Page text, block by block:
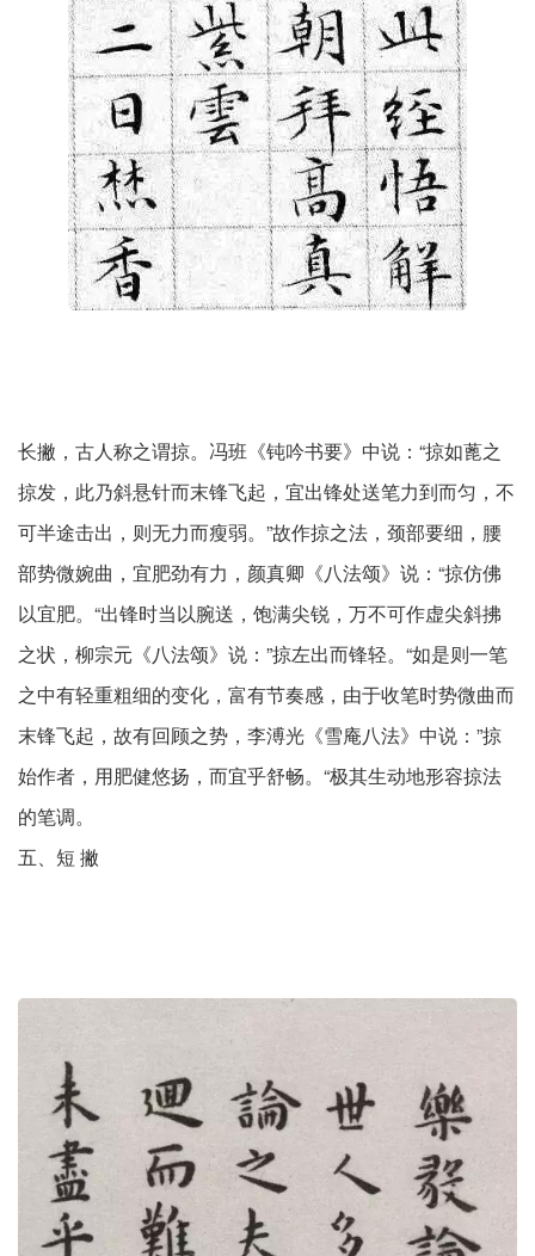
长撇，古人称之谓掠。冯班《钝吟书要》中说：“掠如蓖之
掠发，此乃斜悬针而末锋飞起，宜出锋处送笔力到而匀，不
可半途击出，则无力而瘦弱。”故作掠之法，颈部要细，腰
部势微婉曲，宜肥劲有力，颜真卿《八法颂》说：“掠仿佛
以宜肥。“出锋时当以腕送，饱满尖锐，万不可作虚尖斜拂
之状，柳宗元《八法颂》说：”掠左出而锋轻。“如是则一笔
之中有轻重粗细的变化，富有节奏感，由于收笔时势微曲而
末锋飞起，故有回顾之势，李溥光《雪庵八法》中说：”掠
始作者，用肥健悠扬，而宜乎舒畅。“极其生动地形容掠法
的笔调。
五、短 撇